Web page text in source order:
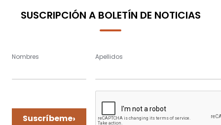
SUSCRIPCIÓN A BOLETÍN DE NOTICIAS
Nombres Apellidos
Suscríbeme›